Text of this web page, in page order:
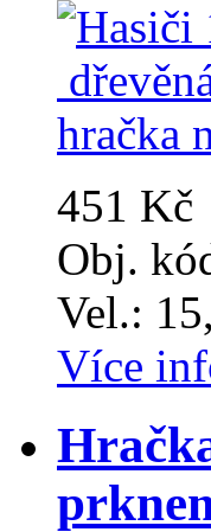
451 Kč
Obj.
Vel.:
Více